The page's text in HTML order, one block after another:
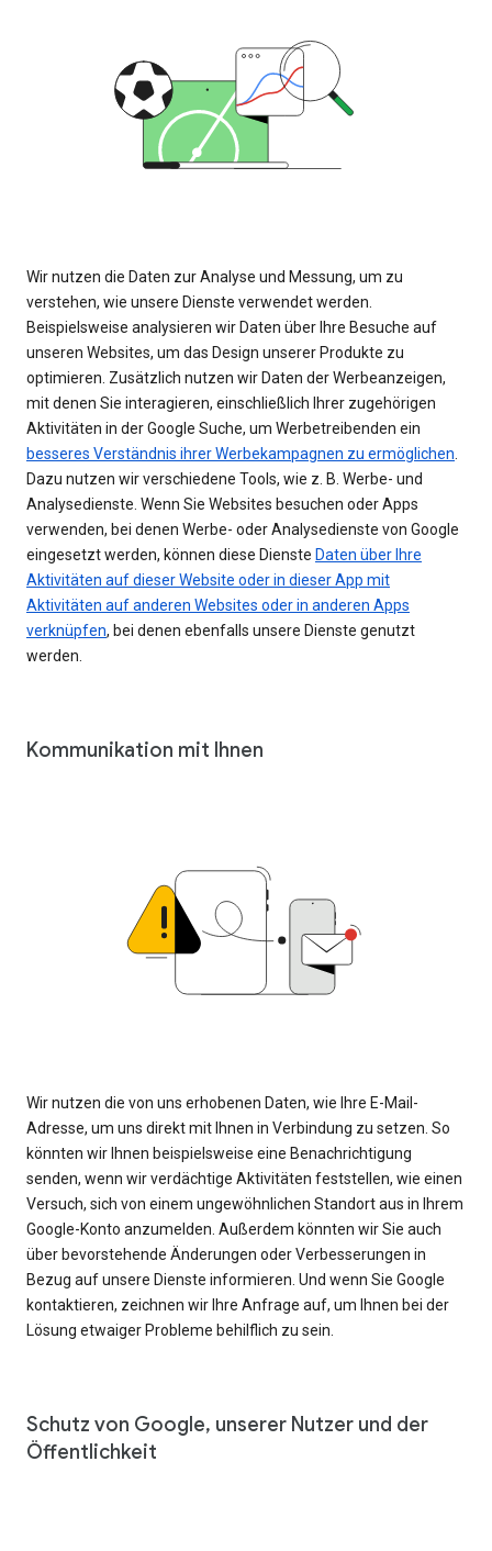
Wir nutzen die Daten zur Analyse und Messung, um zu
verstehen, wie unsere Dienste verwendet werden.
Beispielsweise analysieren wir Daten über Ihre Besuche auf
unseren Websites, um das Design unserer Produkte zu
optimieren. Zusätzlich nutzen wir Daten der Werbeanzeigen,
mit denen Sie interagieren, einschließlich Ihrer zugehörigen
Aktivitäten in der Google Suche, um Werbetreibenden ein
besseres Verständnis ihrer Werbekampagnen zu ermöglichen.
Dazu nutzen wir verschiedene Tools, wie z. B. Werbe- und
Analysedienste. Wenn Sie Websites besuchen oder Apps
verwenden, bei denen Werbe- oder Analysedienste von Google
eingesetzt werden, können diese Dienste Daten über Ihre
Aktivitäten auf dieser Website oder in dieser App mit
Aktivitäten auf anderen Websites oder in anderen Apps
verknüpfen, bei denen ebenfalls unsere Dienste genutzt
werden.
Kommunikation mit Ihnen
Wir nutzen die von uns erhobenen Daten, wie Ihre E-Mail-
Adresse, um uns direkt mit Ihnen in Verbindung zu setzen. So
könnten wir Ihnen beispielsweise eine Benachrichtigung
senden, wenn wir verdächtige Aktivitäten feststellen, wie einen
Versuch, sich von einem ungewöhnlichen Standort aus in Ihrem
Google-Konto anzumelden. Außerdem könnten wir Sie auch
über bevorstehende Änderungen oder Verbesserungen in
Bezug auf unsere Dienste informieren. Und wenn Sie Google
kontaktieren, zeichnen wir Ihre Anfrage auf, um Ihnen bei der
Lösung etwaiger Probleme behilflich zu sein.
Schutz von Google, unserer Nutzer und der
Öffentlichkeit